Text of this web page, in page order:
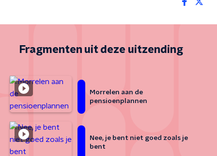
Fragmenten uit deze uitzending
Morrelen aan de
pensioenplannen
Nee, je bent niet goed zoals je
bent